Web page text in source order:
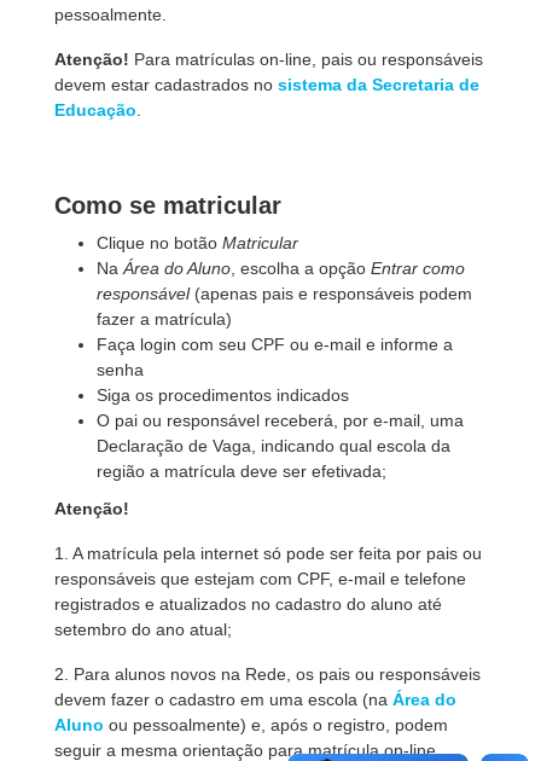
pessoalmente.
Atenção! Para matrículas on-line, pais ou responsáveis
devem estar cadastrados no sistema da Secretaria de
Educação
Como se matricular
Clique no botão Matricular
Na Área do Aluno , escolha a opção Entrar como
responsável(apenas pais e responsáveis podem
fazer a matrícula)
Faça login com seu CPF ou e-mail e informe a
senha
Siga os procedimentos indicados
O pai ou responsável receberá, por e-mail, uma
Declaração de Vaga, indicando qual escola da
região a matrícula deve ser efetivada;
Atenção!
1. A matrícula pela internet só pode ser feita por pais ou
responsáveis que estejam com CPF, e-mail e telefone
registrados e atualizados no cadastro do aluno até
setembro do ano atual;
2. Para alunos novos na Rede, os pais ou responsáveis
devem fazer o cadastro em uma escola (na Área do
Aluno ou pessoalmente) e, após o registro, podem
seguir a mesma orientação para matrícula on-line.